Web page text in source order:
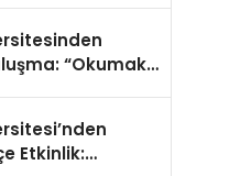
“Okumak
Etkinlik: